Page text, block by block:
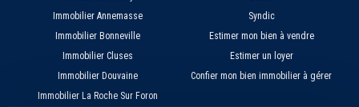
Immobilier Annemasse
Immobilier Bonneville
Immobilier Cluses
Immobilier Douvaine
Immobilier La Roche Sur Foron
Syndic
Estimer mon bien à vendre
Estimer un loyer
Confier mon bien immobilier à gérer